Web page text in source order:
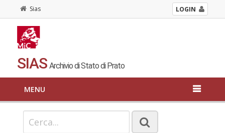
Sias LOGIN
SIAS Archivio di Stato di Prato
MENU